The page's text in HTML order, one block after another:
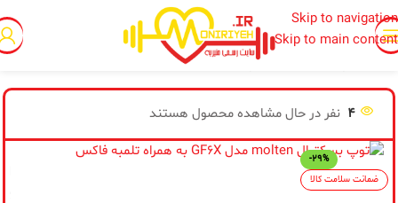
Skip to navigation
Skip to main content
توپ بسکتبال
4 نفر در حال مشاهده محصول هستند
-29%
ضمانت سلامت کالا